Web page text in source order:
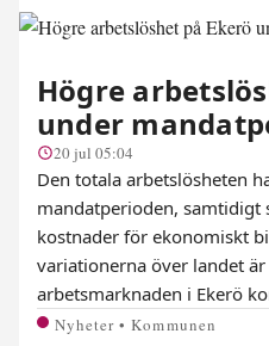
Högre
under
20 jul 05:04
Den totala arbetslösheten
mandatperioden, samtidigt
kostnader för ekonomiskt
variationerna över landet
arbetsmarknaden i Ekerö
Nyheter • Kommunen